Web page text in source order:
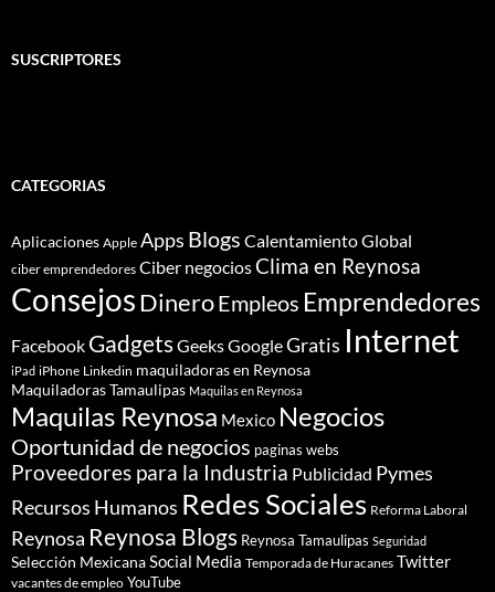
SUSCRIPTORES
CATEGORIAS
Aplicaciones Apple Apps Blogs Calentamiento Global
ciber emprendedores Ciber negociosClima en Reynosa
ConsejosDineroEmpleos Emprendedores
Facebook GadgetsGeeksGoogleGratis Internet
iPad iPhone Linkedin maquiladoras en Reynosa
Maquiladoras Tamaulipas Maquilas en Reynosa
Maquilas Reynosa Mexico Negocios
Oportunidad de negocios paginas webs
Proveedores para la Industria Publicidad Pymes
Recursos Humanos Redes Sociales Reforma Laboral
Reynosa Reynosa Blogs Reynosa Tamaulipas Seguridad
Selección MexicanaSocial Media Temporada de Huracanes Twitter
vacantes de empleo YouTube